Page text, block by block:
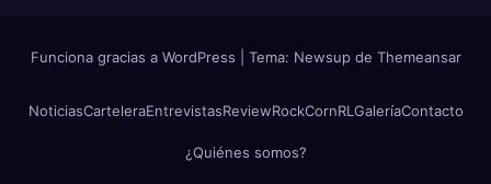
Funciona gracias a WordPress Tema: Newsup de Themeansar
NoticiasCarteleraEntrevistasReviewRockCornRL GaleríaContacto
¿Quiénes somos?